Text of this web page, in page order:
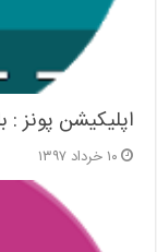
اپلیکیشن پونز :
۱۰ خرداد ۱۳۹۷